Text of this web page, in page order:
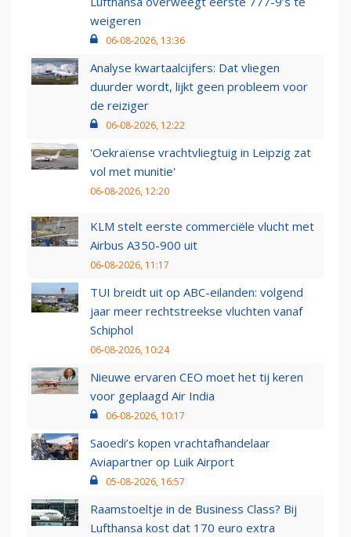
weigeren
06-08-2026, 13:36
Analyse kwartaalcijfers: Dat vliegen
duurder wordt, lijkt geen probleem voor
de reiziger
06-08-2026, 12:22
'Oekraïense vrachtvliegtuig in Leipzig zat
vol met munitie'
06-08-2026, 12:20
KLM stelt eerste commerciële vlucht met
Airbus A350-900 uit
06-08-2026, 11:17
TUI breidt uit op ABC-eilanden: volgend
jaar meer rechtstreekse vluchten vanaf
Schiphol
06-08-2026, 10:24
Nieuwe ervaren CEO moet het tij keren
voor geplaagd Air India
06-08-2026, 10:17
Saoedi’s kopen vrachtafhandelaar
Aviapartner op Luik Airport
05-08-2026, 16:57
Raamstoeltje in de Business Class? Bij
Lufthansa kost dat 170 euro extra